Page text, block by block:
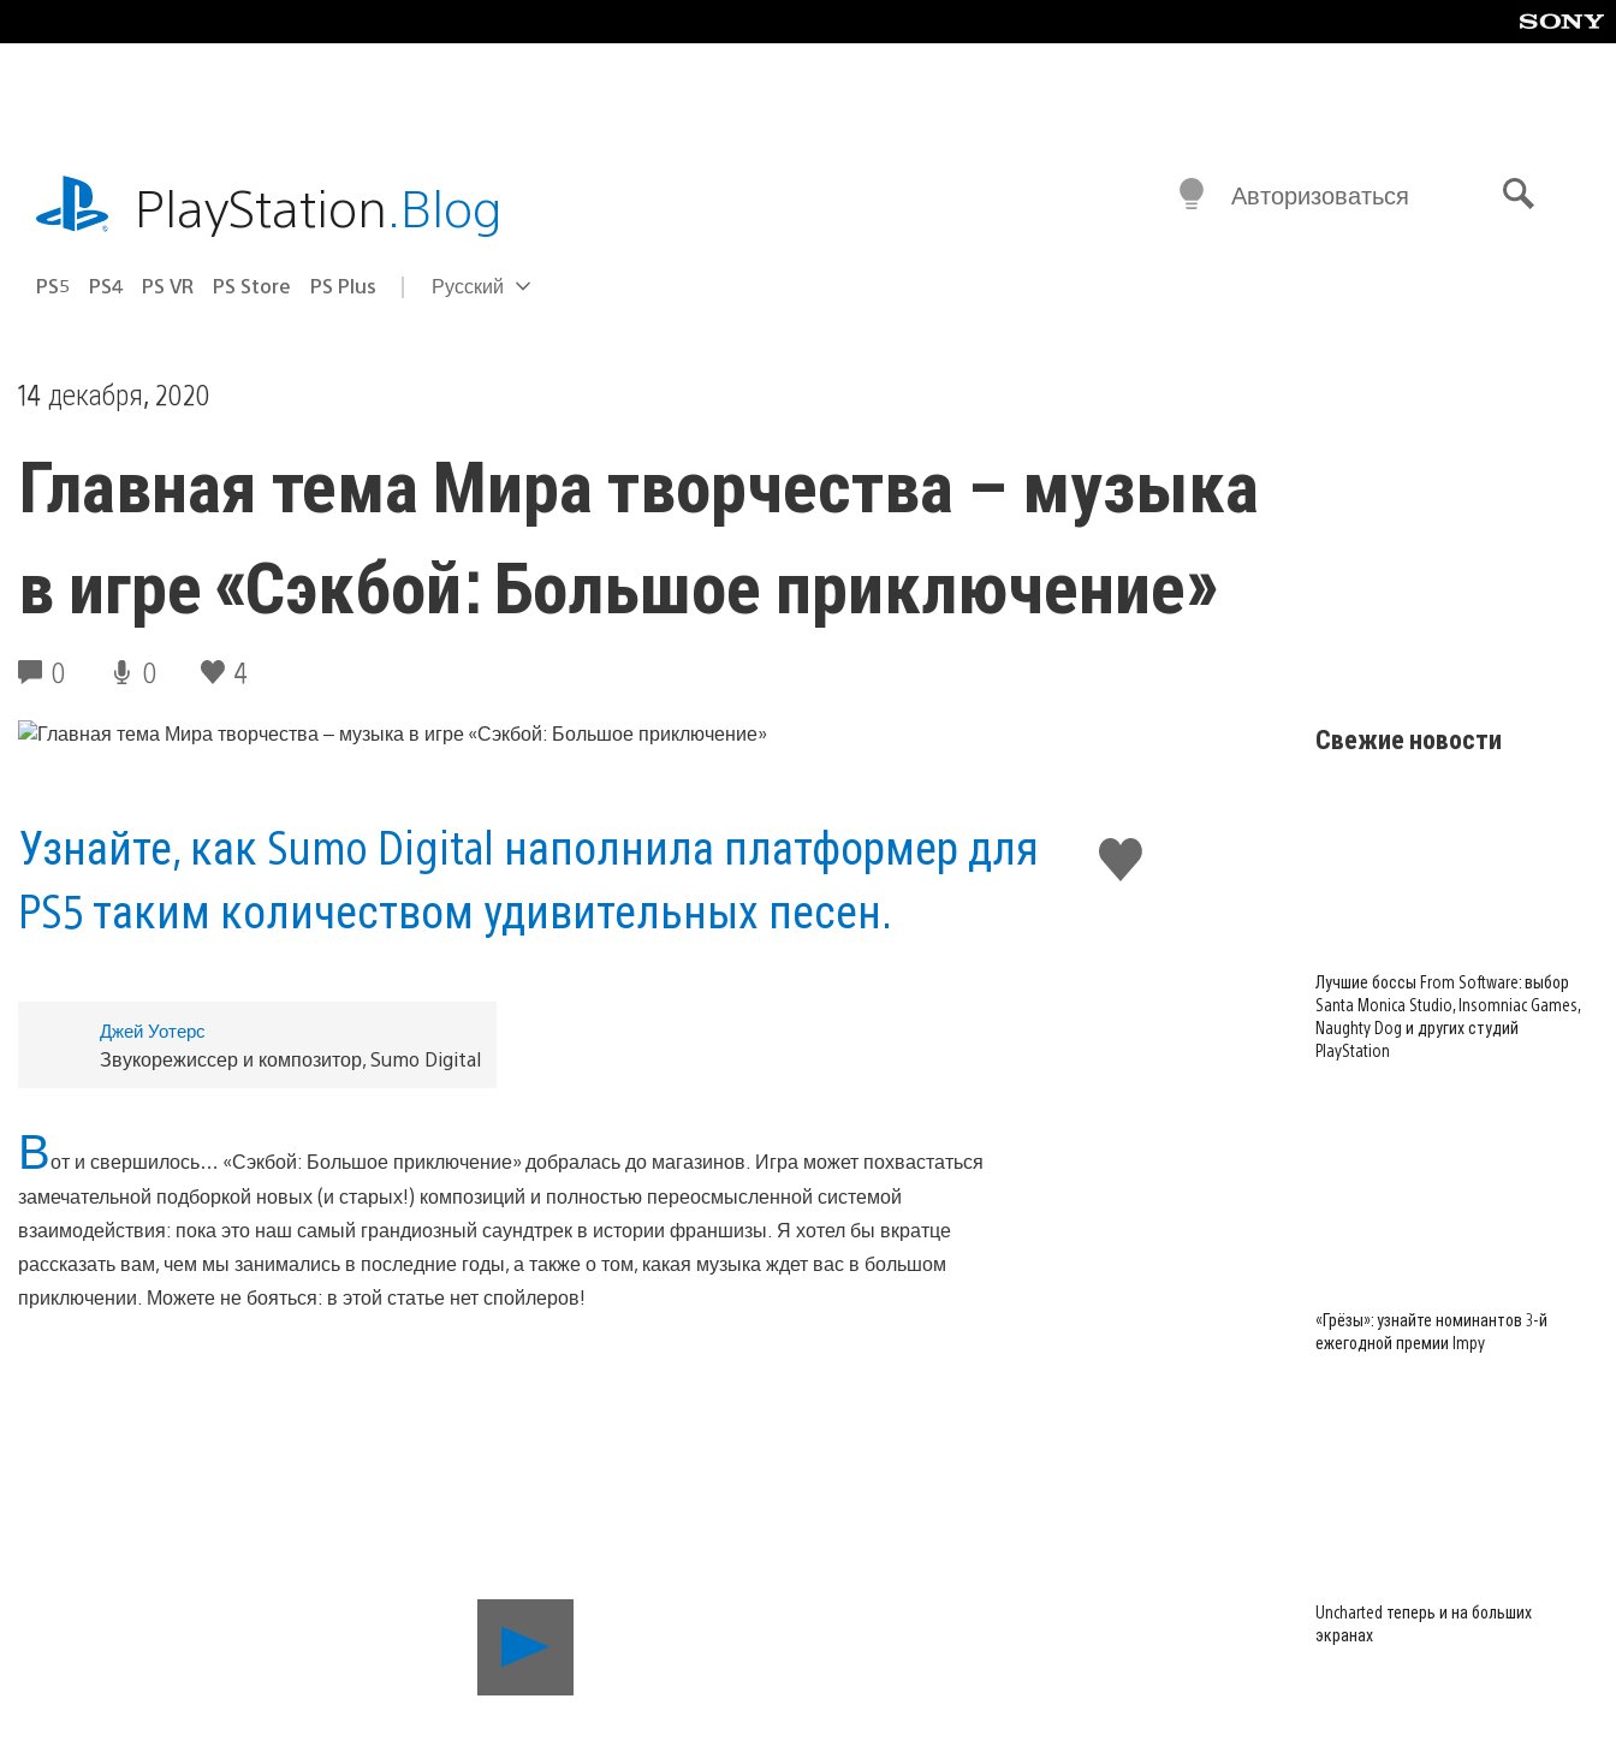
к
playstation.comPlayStation.Blog
PS5 PS4 PS VR PS Store PS Plus Выбор
Выбранный
Русский
Авторизоваться
14 декабря, 2020
Главная тема Мира творчества – музыка
в игре «‎Сэкбой: Большое приключение»
0 0 4
Поставить
лайк
Узнайте, как Sumo Digital наполнила платформер для
PS5 таким количеством удивительных песен.
Джей Уотерс
Звукорежиссер и композитор, Sumo Digital
Вот и свершилось… «‎Сэкбой: Большое приключение» добралась до магазинов. Игра может похвастаться
замечательной подборкой новых (и старых!) композиций и полностью переосмысленной системой
взаимодействия: пока это наш самый грандиозный саундтрек в истории франшизы. Я хотел бы вкратце
рассказать вам, чем мы занимались в последние годы, а также о том, какая музыка ждет вас в большом
приключении. Можете не бояться: в этой статье нет спойлеров!
видео
Свежие новости
Лучшие боссы From Software: выбор
Santa Monica Studio, Insomniac Games,
Naughty Dog и других студий
PlayStation
«Грёзы»: узнайте номинантов 3-й
ежегодной премии Impy
Uncharted теперь и на больших
экранах